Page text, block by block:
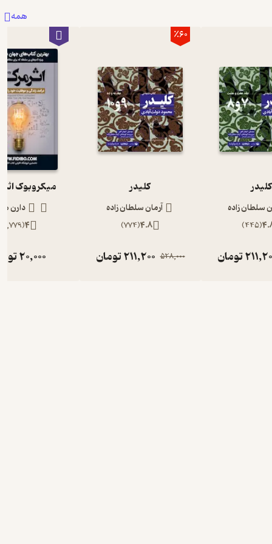
همه
کلیدر
سلطان زاده
(
445
)
تومان
٪60
کلیدر
آرمان سلطان زاده
4.8
(
774
)
528,000
211,200تومان
میکروبوک
دارن
4
(
1,779
20,000